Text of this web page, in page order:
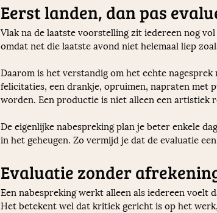
Eerst landen, dan pas
Vlak na de laatste voorstelling zit iedereen nog
omdat net die laatste avond niet helemaal liep
Daarom is het verstandig om het echte
felicitaties, een drankje, opruimen, napraten met
worden. Een productie is niet alleen een artistiek
De eigenlijke nabespreking plan je beter enkele
in het geheugen. Zo vermijd je dat de evaluatie
Evaluatie zonder
Een nabespreking werkt alleen als iedereen
Het betekent wel dat kritiek gericht is op het